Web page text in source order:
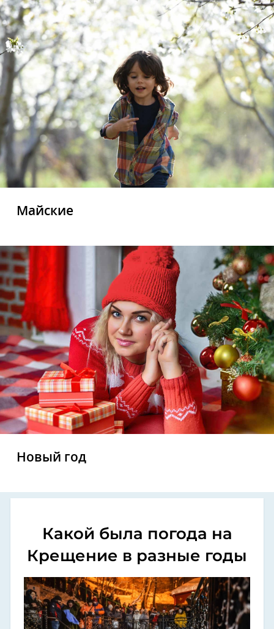
Майские
Новый год
Какой была погода на
Крещение в разные годы